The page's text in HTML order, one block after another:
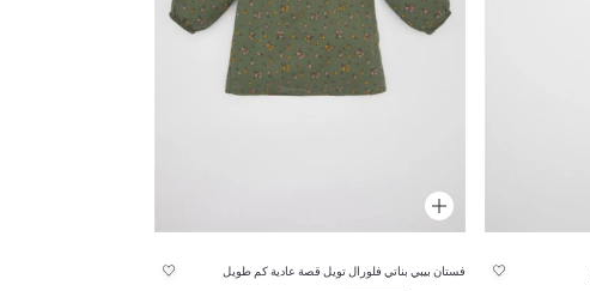
فستان بيبي بناتي فلورال تويل قصة عادية كم طويل